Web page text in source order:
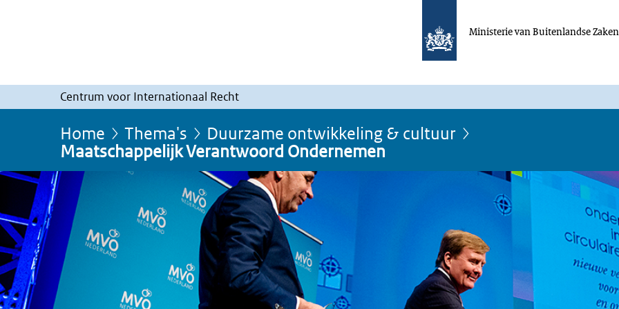
Ministerie van Buitenlandse Zaken
Centrum voor Internationaal Recht
Home Thema's
Duurzame ontwikkeling & cultuur
Maatschappelijk Verantwoord Ondernemen